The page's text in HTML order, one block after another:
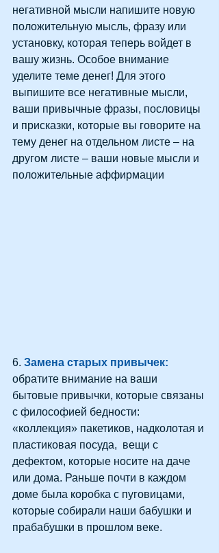
негативной мысли напишите новую
положительную мысль, фразу или
установку, которая теперь войдет в
вашу жизнь. Особое внимание
уделите теме денег! Для этого
выпишите все негативные мысли,
ваши привычные фразы, пословицы
и присказки, которые вы говорите на
тему денег на отдельном листе – на
другом листе – ваши новые мысли и
положительные аффирмации
6. Замена старых привычек:
обратите внимание на ваши
бытовые привычки, которые связаны
с философией бедности:
«коллекция» пакетиков, надколотая и
пластиковая посуда,  вещи с
дефектом, которые носите на даче
или дома. Раньше почти в каждом
доме была коробка с пуговицами,
которые собирали наши бабушки и
прабабушки в прошлом веке.